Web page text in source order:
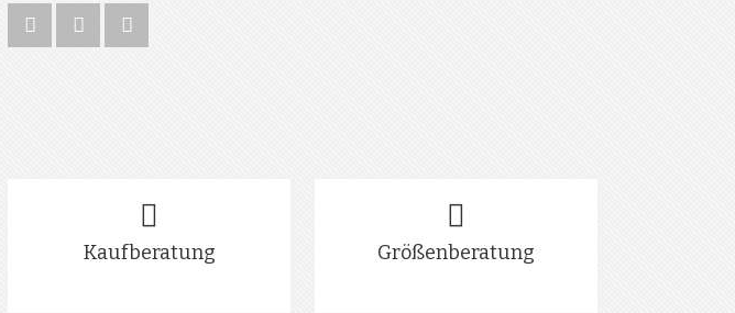
Kaufberatung Größenberatung